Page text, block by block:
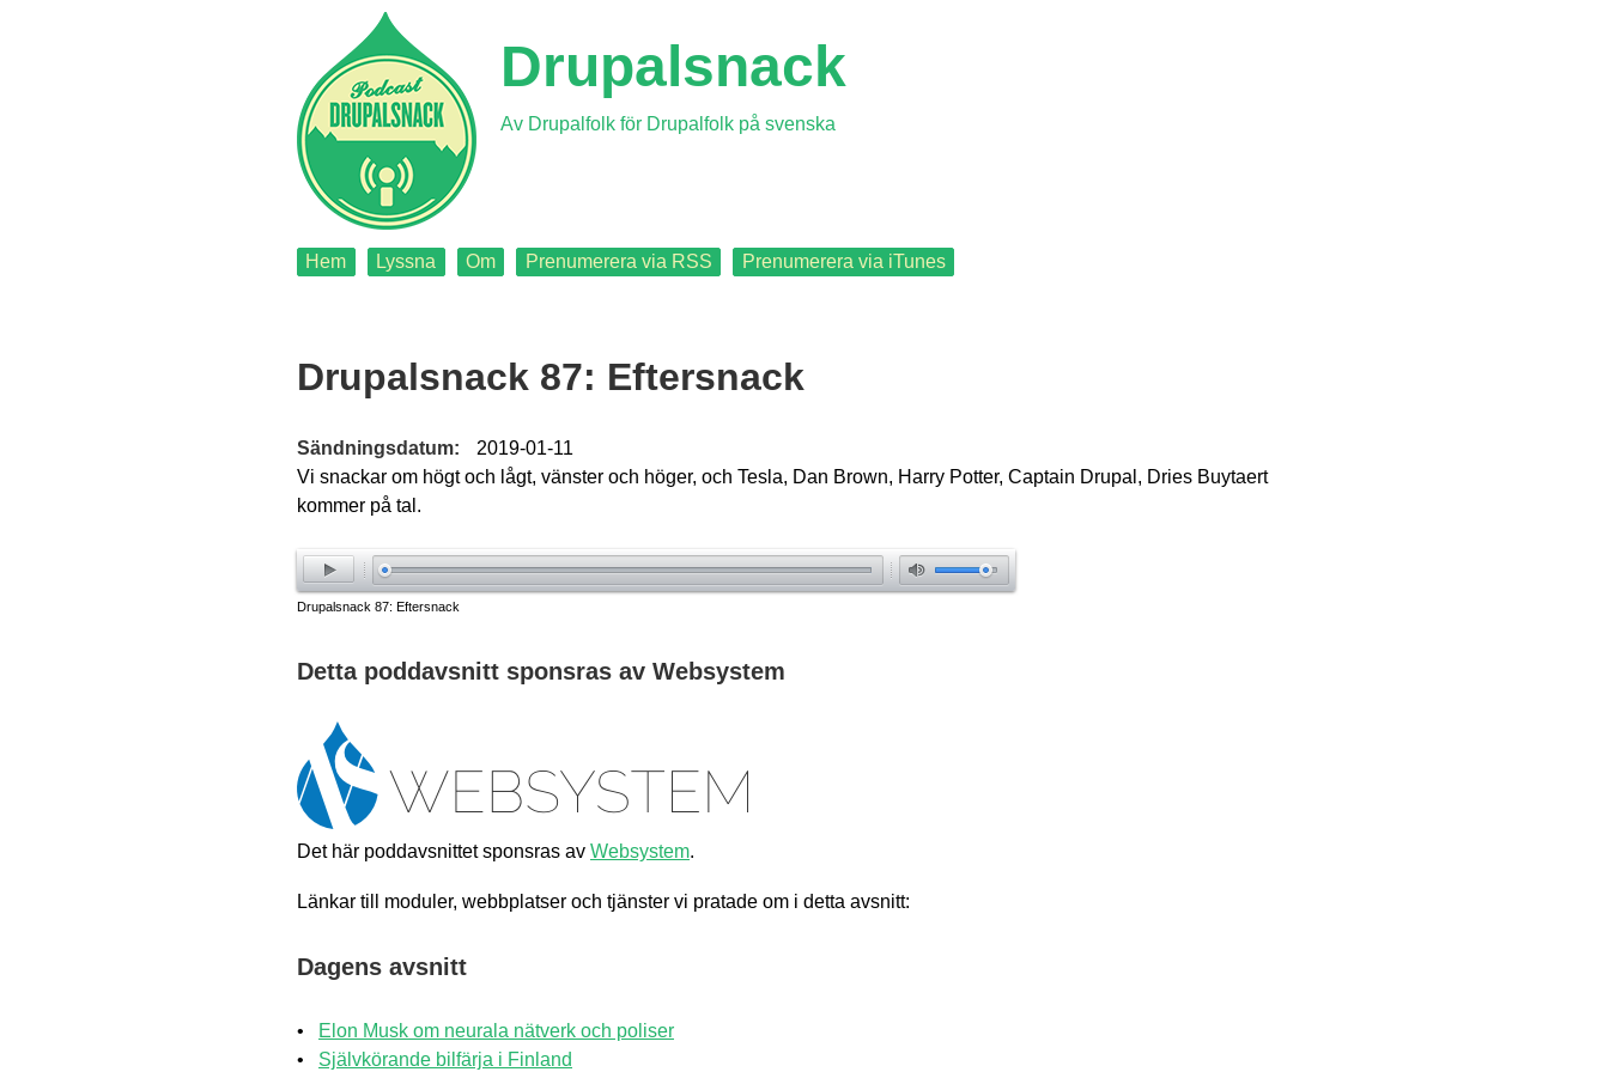
Drupalsnack
Av Drupalfolk för Drupalfolk på svenska
to
top
Drupalsnack 87: Eftersnack
Sändningsdatum:
2019-01-11
Vi snackar om högt och lågt, vänster och höger, och Tesla, Dan Brown, Harry Potter, Captain Drupal, Dries Buytaert
kommer på tal.
mute
Drupalsnack 87: Eftersnack
Detta poddavsnitt sponsras av Websystem
Det här poddavsnittet sponsras av Websystem.
Länkar till moduler, webbplatser och tjänster vi pratade om i detta avsnitt:
Dagens avsnitt
Elon Musk om neurala nätverk och poliser
Självkörande bilfärja i Finland
Back
Hem Lyssna Om Prenumerera via RSS Prenumerera via iTunes